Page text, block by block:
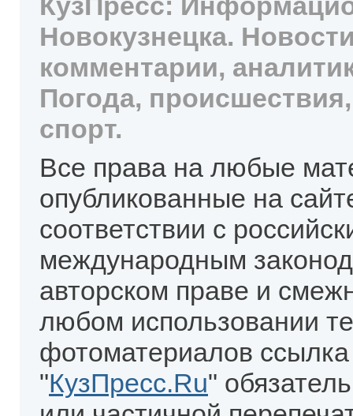
Новокузнецка.
комментарии,
Погода,
спорт.
Все права на любые
опубликованные на
соответствии с
международным
авторском праве и
любом использовании
фотоматериалов
"КузПресс.Ru"